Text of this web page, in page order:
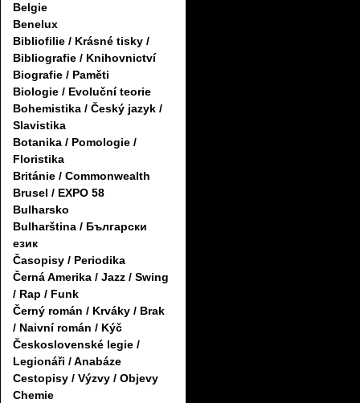
Belgie
Benelux
Bibliofilie / Krásné tisky /
Bibliografie / Knihovnictví
Biografie / Paměti
Biologie / Evoluční teorie
Bohemistika / Český jazyk /
Slavistika
Botanika / Pomologie /
Floristika
Británie / Commonwealth
Brusel / EXPO 58
Bulharsko
Bulharština / Български
език
Časopisy / Periodika
Černá Amerika / Jazz / Swing
/ Rap / Funk
Černý román / Krváky / Brak
/ Naivní román / Kýč
Československé legie /
Legionáři / Anabáze
Cestopisy / Výzvy / Objevy
Chemie